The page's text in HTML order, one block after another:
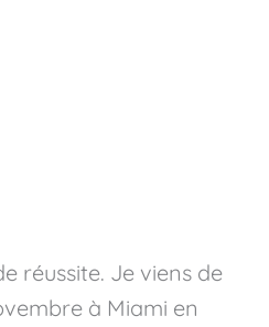
réussite. Je viens de
à Miami en